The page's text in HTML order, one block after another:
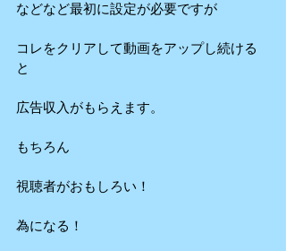
などなど最初に設定が必要ですが
コレをクリアして動画をアップし続ける
と
広告収入がもらえます。
もちろん
視聴者がおもしろい！
為になる！